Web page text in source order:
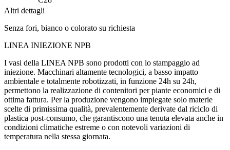
Altri dettagli
Senza fori, bianco o colorato su richiesta
LINEA INIEZIONE NPB
I vasi della LINEA NPB sono prodotti con lo stampaggio ad
iniezione. Macchinari altamente tecnologici, a basso impatto
ambientale e totalmente robotizzati, in funzione 24h su 24h,
permettono la realizzazione di contenitori per piante economici e di
ottima fattura. Per la produzione vengono impiegate solo materie
scelte di primissima qualità, prevalentemente derivate dal riciclo di
plastica post-consumo, che garantiscono una tenuta elevata anche in
condizioni climatiche estreme o con notevoli variazioni di
temperatura nella stessa giornata.